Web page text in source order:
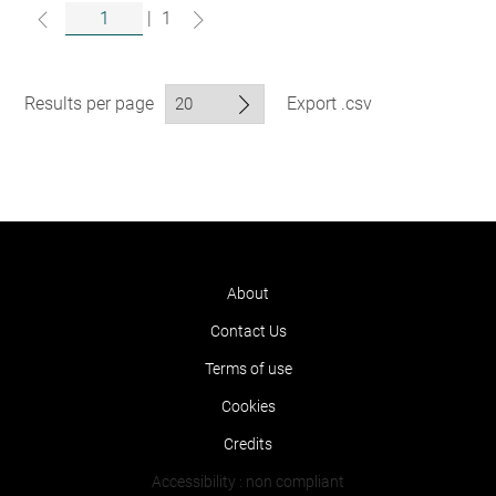
| 1
Results per page Export .csv
About
Contact Us
Terms of use
Cookies
Credits
Accessibility : non compliant